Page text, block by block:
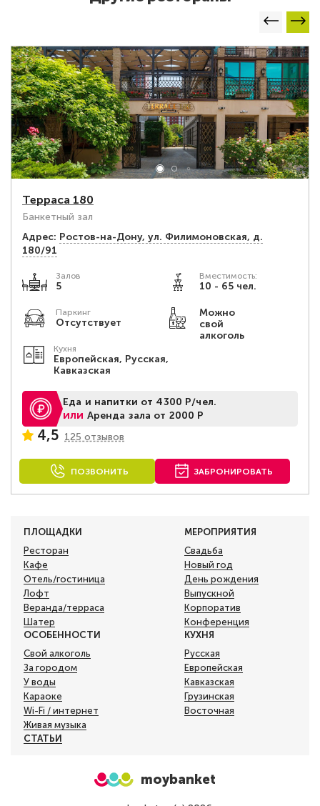
Терраса 180
Банкетный зал
Адрес: Ростов-на-Дону, ул. Филимоновская, д.
180/91
Залов
5
Вместимость:
10 - 65 чел.
Паркинг
Отсутствует
Можно
свой
алкоголь
Кухня
Европейская, Русская,
Кавказская
Еда и напитки от 4300 Р/чел.
или Аренда зала от 2000 Р
4,5 125 отзывов
ПОЗВОНИТЬ ЗАБРОНИРОВАТЬ
ПЛОЩАДКИ
Ресторан
Кафе
Отель/гостиница
Лофт
Веранда/терраса
Шатер
МЕРОПРИЯТИЯ
Свадьба
Новый год
День рождения
Выпускной
Корпоратив
Конференция
ОСОБЕННОСТИ
Свой алкоголь
За городом
У воды
Караоке
Wi-Fi / интернет
Живая музыка
КУХНЯ
Русская
Европейская
Кавказская
Грузинская
Восточная
СТАТЬИ
moybanket